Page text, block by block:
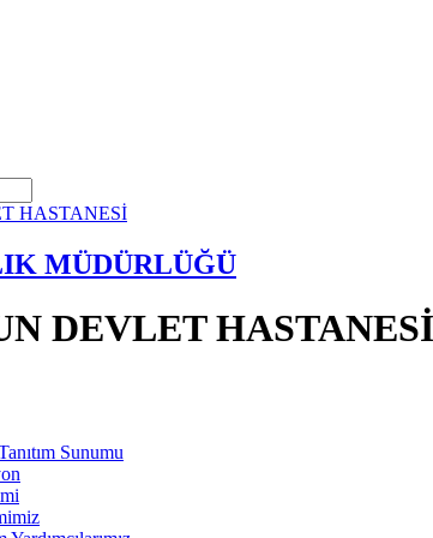
MÜDÜRLÜĞÜ
DEVLET HASTANESİ
Sunumu